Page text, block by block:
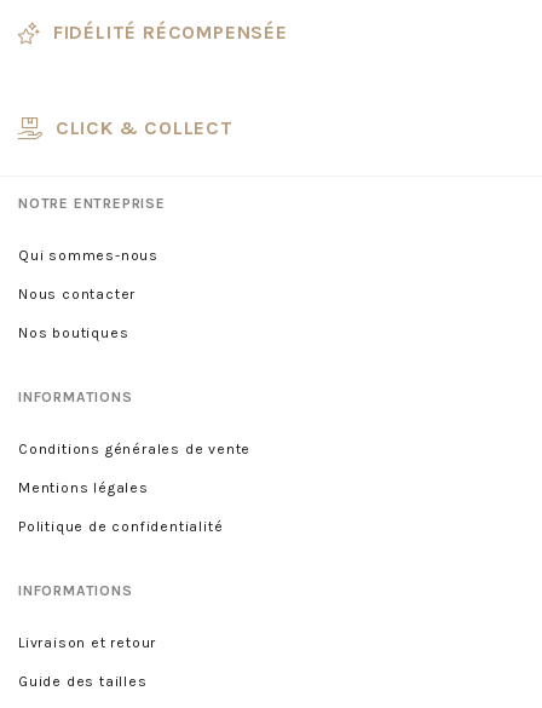
FIDÉLITÉ RÉCOMPENSÉE
CLICK & COLLECT
NOTRE ENTREPRISE
Qui sommes-nous
Nous contacter
Nos boutiques
INFORMATIONS
Conditions générales de vente
Mentions légales
Politique de confidentialité
INFORMATIONS
Livraison et retour
Guide des tailles